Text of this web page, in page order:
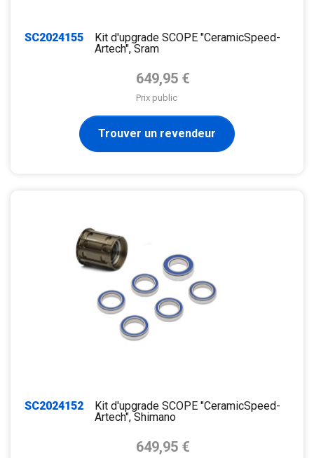
SC2024155
Kit d'upgrade SCOPE "CeramicSpeed-
Artech", Sram
Prix de base
649,95 €
Prix public
Trouver un revendeur
SC2024152
Kit d'upgrade SCOPE "CeramicSpeed-
Artech", Shimano
Prix de base
649,95 €